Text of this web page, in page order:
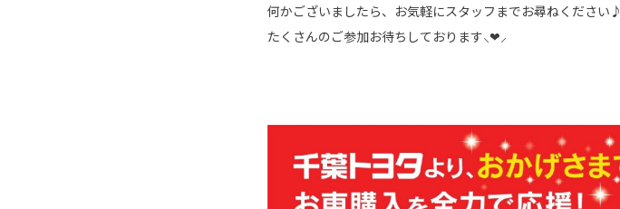
何かございましたら、お気軽にスタッフまでお尋ねください♪
たくさんのご参加お待ちしております⸜❤︎⸝